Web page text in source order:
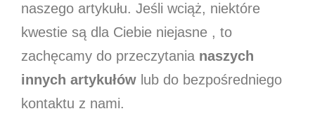
naszego artykułu. Jeśli wciąż, niektóre
kwestie są dla Ciebie niejasne , to
zachęcamy do przeczytania naszych
innych artykułów lub do bezpośredniego
kontaktu z nami.